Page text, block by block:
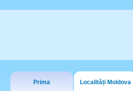
Prima Localități Moldova